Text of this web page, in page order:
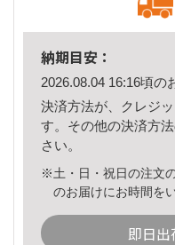
納期目安：
2026.08.04 16:16頃の
決済方法が、クレジ
す。その他の決済方
さい。
※土・日・祝日の注文
のお届けにお時間を
即日